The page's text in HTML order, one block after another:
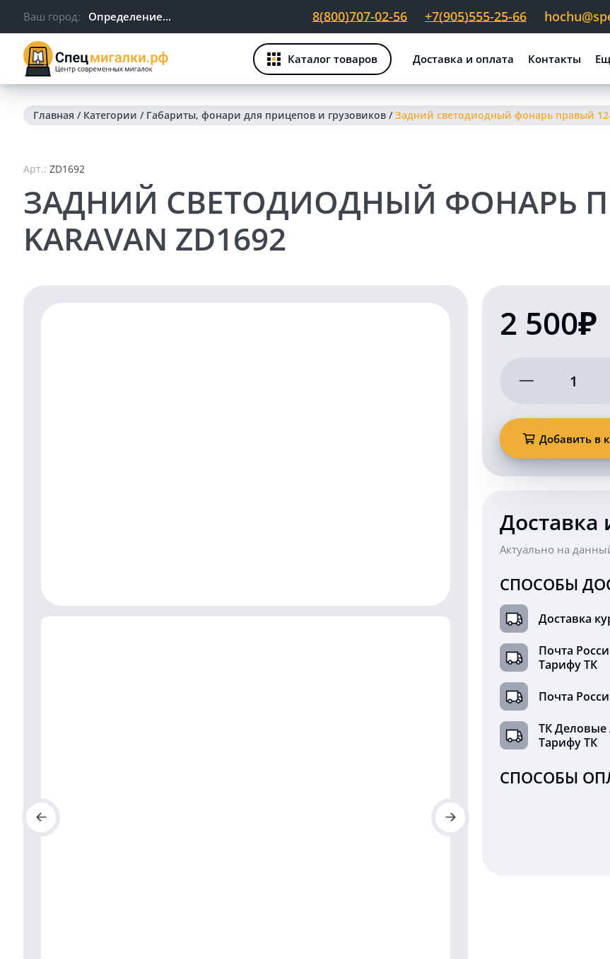
Ваш город: Определение... 8(800)707-02-56 +7(905)555-25-66
Каталог товаров Доставка и оплата Контакты
Главная / Категории / Габариты, фонари для прицепов и грузовиков /Задний светодиодный фонарь правый 12-
Арт.: ZD1692
ЗАДНИЙ СВЕТОДИОДНЫЙ ФОНАРЬ
KARAVAN ZD1692
2 500₽
Количество
товара
правый
24
Вольт
Добавить в
Доставка
Актуально на
СПОСОБЫ
Доставка
Почта
Тарифу ТК
Почта
ТК Деловые
Тарифу ТК
СПОСОБЫ